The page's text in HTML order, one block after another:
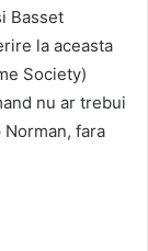
Basset
la aceasta
Society)
nu ar trebui
fara